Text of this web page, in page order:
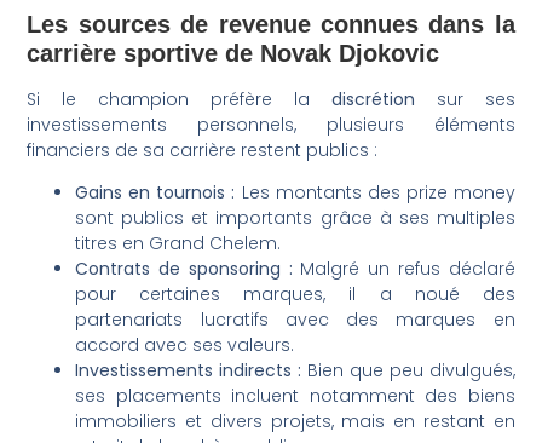
Les sources de revenue connues dans la
carrière sportive de Novak Djokovic
Si le champion préfère la discrétion sur ses
investissements personnels, plusieurs éléments
financiers de sa carrière restent publics :
Gains en tournois : Les montants des prize money
sont publics et importants grâce à ses multiples
titres en Grand Chelem.
Contrats de sponsoring : Malgré un refus déclaré
pour certaines marques, il a noué des
partenariats lucratifs avec des marques en
accord avec ses valeurs.
Investissements indirects : Bien que peu divulgués,
ses placements incluent notamment des biens
immobiliers et divers projets, mais en restant en